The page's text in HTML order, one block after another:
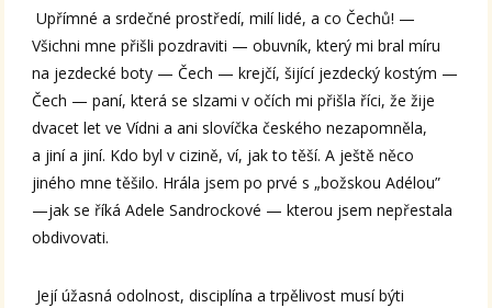
Upřímné a srdečné prostředí, milí lidé, a co Čechů! —
Všichni mne přišli pozdraviti — obuvník, který mi bral míru
na jezdecké boty — Čech — krejčí, šijící jezdecký kostým —
Čech — paní, která se slzami v očích mi přišla říci, že žije
dvacet let ve Vídni a ani slovíčka českého nezapomněla,
a jiní a jiní. Kdo byl v cizině, ví, jak to těší. A ještě něco
jiného mne těšilo. Hrála jsem po prvé s „božskou Adélou”
—jak se říká Adele Sandrockové — kterou jsem nepřestala
obdivovati.
Její úžasná odolnost, disciplína a trpělivost musí býti